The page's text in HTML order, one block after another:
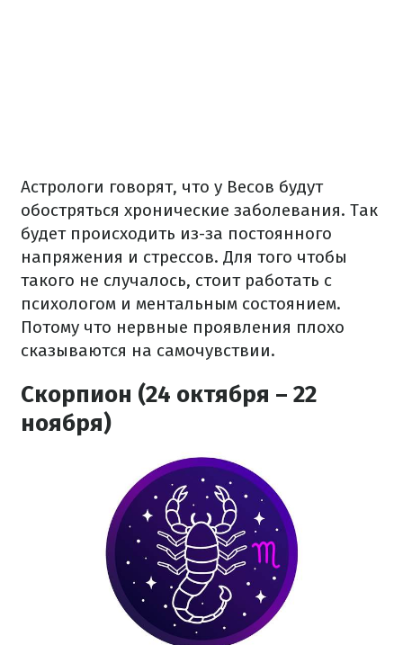
Астрологи говорят, что у Весов будут
обостряться хронические заболевания. Так
будет происходить из-за постоянного
напряжения и стрессов. Для того чтобы
такого не случалось, стоит работать с
психологом и ментальным состоянием.
Потому что нервные проявления плохо
сказываются на самочувствии.
Скорпион (24 октября – 22
ноября)